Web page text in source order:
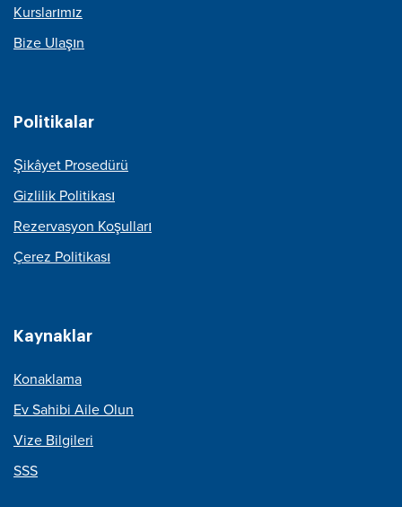
Kurslarımız
Bize Ulaşın
Politikalar
Şikâyet Prosedürü
Gizlilik Politikası
Rezervasyon Koşulları
Çerez Politikası
Kaynaklar
Konaklama
Ev Sahibi Aile Olun
Vize Bilgileri
SSS